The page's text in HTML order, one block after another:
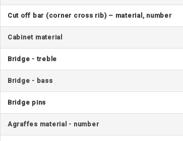
Cut off bar (corner cross rib) – material, number
Cabinet material
Bridge - treble
Bridge - bass
Bridge pins
Agraffes material - number